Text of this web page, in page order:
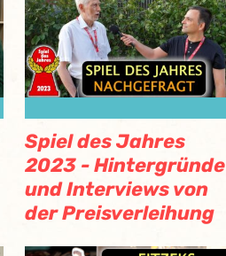
Spiel des Jahres
2023 - Hintergründe
und Interviews von
der Preisverleihung